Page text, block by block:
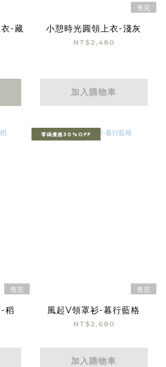
-藏
售完
小憩時光圓領上衣-淺灰
NT$2,480
加入購物車
售完
稻
零碼優惠30%OFF
售完
風起V領罩衫-暮行藍格
NT$2,680
加入購物車